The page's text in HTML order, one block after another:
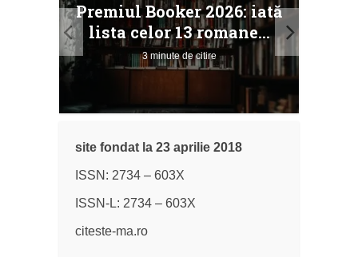
Premiul Booker 2026: iată
lista celor 13 romane...
3 minute de citire
site fondat la 23 aprilie 2018
ISSN: 2734 – 603X
ISSN-L: 2734 – 603X
citeste-ma.ro